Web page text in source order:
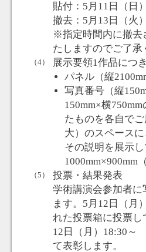
貼付：5月11日（日
撤去：5月13日（火
※指定時間内に撤去
たしますのでご了承
（4）
展示要領1作品につ
パネル（縦
写真番号（縦
150mm×横
たものを各自で
大）のスペース
その説明を展示
1000mm×900mm
（5）
投票・結果発表
学術講演会参加者
ます。5月12日（月
れた投票箱に投票
12日（月）18:30
て表彰します。